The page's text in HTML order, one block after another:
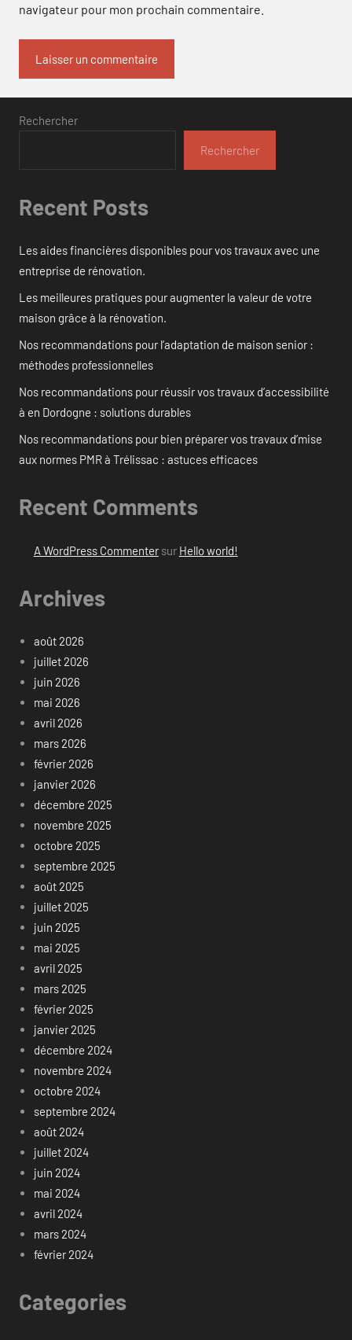
navigateur pour mon prochain commentaire.
Rechercher
Rechercher
Recent Posts
Les aides financières disponibles pour vos travaux avec une
entreprise de rénovation.
Les meilleures pratiques pour augmenter la valeur de votre
maison grâce à la rénovation.
Nos recommandations pour l’adaptation de maison senior :
méthodes professionnelles
Nos recommandations pour réussir vos travaux d’accessibilité
à en Dordogne : solutions durables
Nos recommandations pour bien préparer vos travaux d’mise
aux normes PMR à Trélissac : astuces efficaces
Recent Comments
A WordPress Commentersur Hello world!
Archives
août 2026
juillet 2026
juin 2026
mai 2026
avril 2026
mars 2026
février 2026
janvier 2026
décembre 2025
novembre 2025
octobre 2025
septembre 2025
août 2025
juillet 2025
juin 2025
mai 2025
avril 2025
mars 2025
février 2025
janvier 2025
décembre 2024
novembre 2024
octobre 2024
septembre 2024
août 2024
juillet 2024
juin 2024
mai 2024
avril 2024
mars 2024
février 2024
Categories